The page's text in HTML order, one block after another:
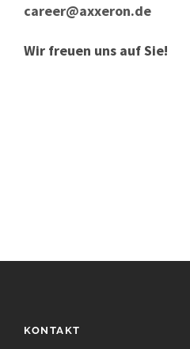
career@axxeron.de
Wir freuen uns auf Sie!
KONTAKT